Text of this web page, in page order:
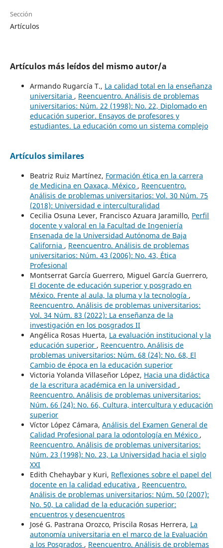
Sección
Artículos
Artículos más leídos del mismo autor/a
Armando Rugarcía T., La calidad total en la enseñanza
universitaria , Reencuentro. Análisis de problemas
universitarios: Núm. 22 (1998): No. 22, Diplomado en
educación superior. Ensayos de profesores y
estudiantes. La educación como un sistema complejo
Artículos similares
Beatriz Ruiz Martínez, Formación ética en la carrera
de Medicina en Oaxaca, México , Reencuentro.
Análisis de problemas universitarios: Vol. 30 Núm. 75
(2018): Universidad e interculturalidad
Cecilia Osuna Lever, Francisco Azuara Jaramillo, Perfil
docente y valoral en la Facultad de Ingeniería
Ensenada de la Universidad Autónoma de Baja
California , Reencuentro. Análisis de problemas
universitarios: Núm. 43 (2006): No. 43, Ética
Profesional
Montserrat García Guerrero, Miguel García Guerrero,
El docente de educación superior y posgrado en
México. Frente al aula, la pluma y la tecnología ,
Reencuentro. Análisis de problemas universitarios:
Vol. 34 Núm. 83 (2022): La enseñanza de la
investigación en los posgrados II
Angélica Rosas Huerta, La evaluación institucional y la
educación superior , Reencuentro. Análisis de
problemas universitarios: Núm. 68 (24): No. 68, El
Cambio de época en la educación superior
Victoria Yolanda Villaseñor López, Hacia una didáctica
de la escritura académica en la universidad ,
Reencuentro. Análisis de problemas universitarios:
Núm. 66 (24): No. 66, Cultura, intercultura y educación
superior
Víctor López Cámara, Análisis del Examen General de
Calidad Profesional para la odontología en México ,
Reencuentro. Análisis de problemas universitarios:
Núm. 23 (1998): No. 23, La Universidad hacia el siglo
XXI
Edith Chehaybar y Kuri, Reflexiones sobre el papel del
docente en la calidad educativa , Reencuentro.
Análisis de problemas universitarios: Núm. 50 (2007):
No. 50, La calidad de la educación superior:
encuentros y desencuentros
José G. Pastrana Orozco, Priscila Rosas Herrera, La
autonomía universitaria en el marco de la Evaluación
a los Posgrados , Reencuentro. Análisis de problemas